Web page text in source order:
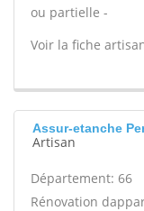
ou partielle -
Voir la fiche
Assur-etanche
Artisan
Département: 66
Rénovation